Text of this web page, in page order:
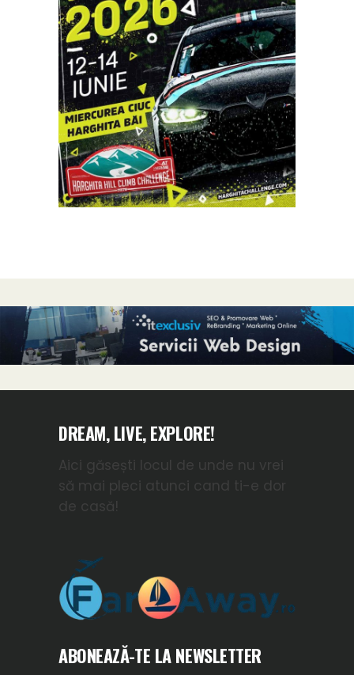
DREAM, LIVE, EXPLORE!
Aici găsești locul de unde nu vrei
să mai pleci atunci cand ti-e dor
de casă!
ABONEAZĂ-TE LA NEWSLETTER